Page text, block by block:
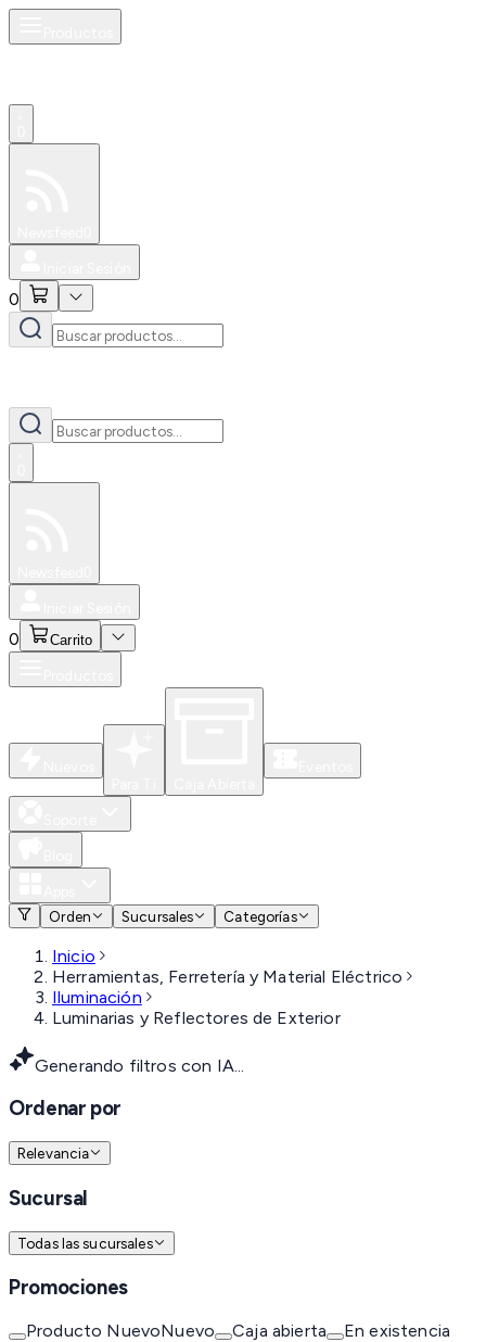
0
0 Carrito
Orden
Sucursales Categorías
Inicio
Herramientas, Ferretería y Material Eléctrico
Iluminación
Luminarias y Reflectores de Exterior
Generando filtros con IA...
Ordenar por
Relevancia
Sucursal
Todas las sucursales
Promociones
Producto NuevoNuevo Caja abierta En existencia